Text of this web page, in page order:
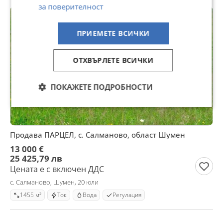
Продава ПАРЦЕЛ, с. Салманово, област Шумен
13 000 €
25 425,79 лв
Цената е с включен ДДС
с. Салманово, Шумен, 20 юли
1455 м² Ток Вода Регулация
за поверителност
ПРИЕМЕТЕ ВСИЧКИ
ОТХВЪРЛЕТЕ ВСИЧКИ
ПОКАЖЕТЕ ПОДРОБНОСТИ